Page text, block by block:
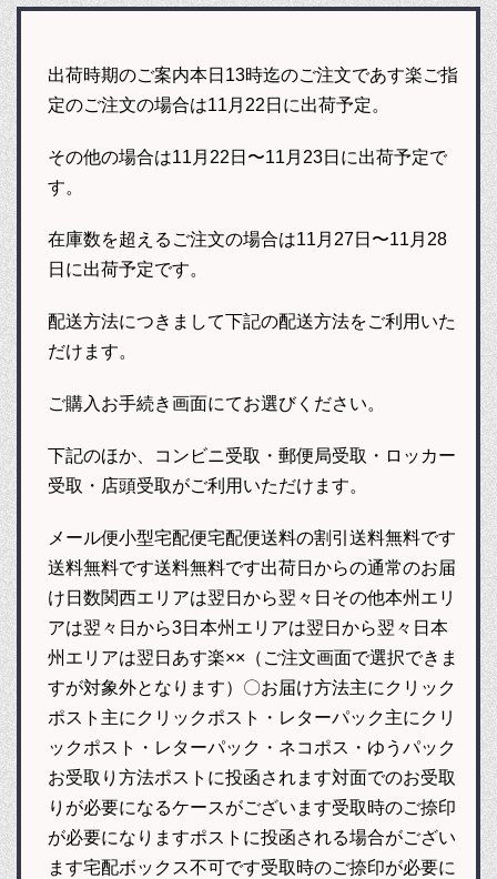
出荷時期のご案内本日13時迄のご注文であす楽ご指
定のご注文の場合は11月22日に出荷予定。
その他の場合は11月22日〜11月23日に出荷予定で
す。
在庫数を超えるご注文の場合は11月27日〜11月28
日に出荷予定です。
配送方法につきまして下記の配送方法をご利用いた
だけます。
ご購入お手続き画面にてお選びください。
下記のほか、コンビニ受取・郵便局受取・ロッカー
受取・店頭受取がご利用いただけます。
メール便小型宅配便宅配便送料の割引送料無料です
送料無料です送料無料です出荷日からの通常のお届
け日数関西エリアは翌日から翌々日その他本州エリ
アは翌々日から3日本州エリアは翌日から翌々日本
州エリアは翌日あす楽××（ご注文画面で選択できま
すが対象外となります）〇お届け方法主にクリック
ポスト主にクリックポスト・レターパック主にクリ
ックポスト・レターパック・ネコポス・ゆうパック
お受取り方法ポストに投函されます対面でのお受取
りが必要になるケースがございます受取時のご捺印
が必要になりますポストに投函される場合がござい
ます宅配ボックス不可です受取時のご捺印が必要に